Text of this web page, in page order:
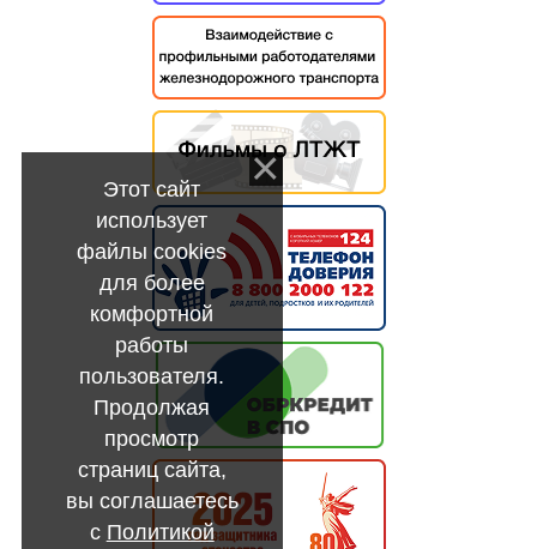
Этот сайт
использует
файлы cookies
для более
комфортной
работы
пользователя.
Продолжая
просмотр
страниц сайта,
вы соглашаетесь
с Политикой